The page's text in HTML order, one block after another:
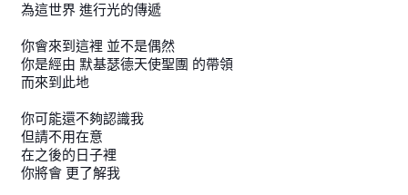
為這世界 進行光的傳遞
你會來到這裡 並不是偶然
你是經由 默基瑟德天使聖團 的帶領
而來到此地
你可能還不夠認識我
但請不用在意
在之後的日子裡
你將會 更了解我